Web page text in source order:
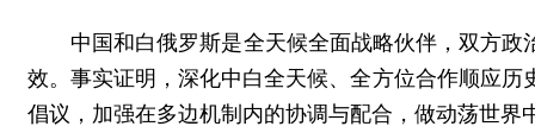
中国和白俄罗斯是全天候全面战略伙伴，双方
效。事实证明，深化中白全天候、全方位合作顺应
倡议，加强在多边机制内的协调与配合，做动荡世界